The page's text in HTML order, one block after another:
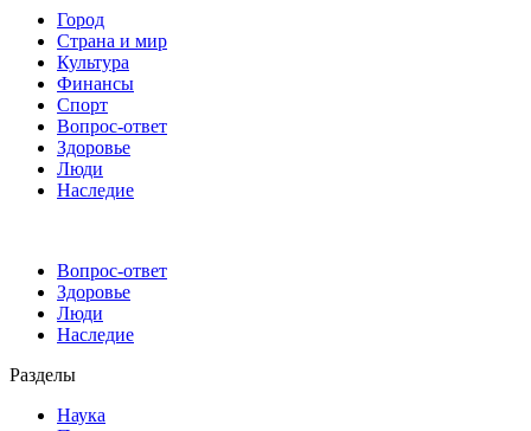
Город
Страна и мир
Культура
Финансы
Спорт
Вопрос-ответ
Здоровье
Люди
Наследие
Вопрос-ответ
Здоровье
Люди
Наследие
Разделы
Наука